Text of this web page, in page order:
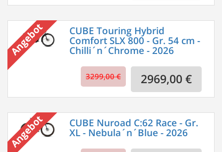
CUBE Touring Hybrid
Comfort SLX 800 - Gr. 54 cm -
Chilli´n´Chrome - 2026
3299,00 € 2969,00 €
CUBE Nuroad C:62 Race - Gr.
XL - Nebula´n´Blue - 2026